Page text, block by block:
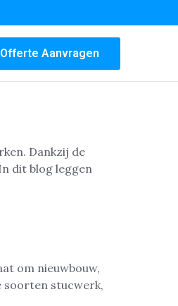
Offerte Aanvragen
Dankzij de
dit blog leggen
om nieuwbouw,
soorten stucwerk,